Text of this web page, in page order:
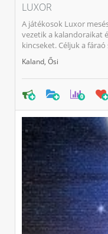
LUXOR
A játékosok Luxor
vezetik a kalandoraikat
kincseket. Céljuk a
Kaland Ősi
0